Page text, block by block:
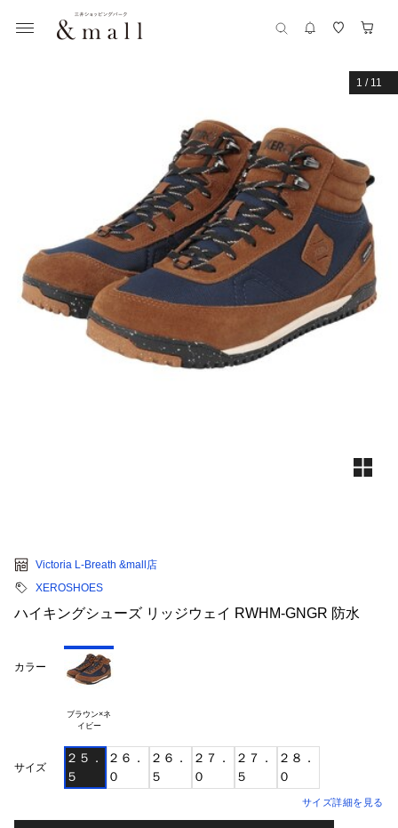
1 / 11
Victoria L-Breath &mall店
XEROSHOES
ハイキングシューズ リッジウェイ RWHM-GNGR 防水
カラー
ブラウン×ネ
イビー
サイズ
２５．
５
２６．
０
２６．
５
２７．
０
２７．
５
２８．
０
サイズ詳細を見る